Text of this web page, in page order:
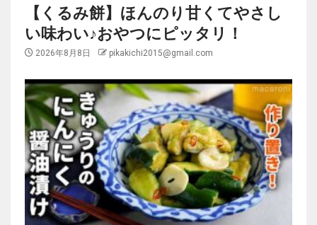
【くるみ餅】ほんのり甘くてやさし
い味わい♪おやつにピッタリ！
2026年8月8日 pikakichi2015@gmail.com